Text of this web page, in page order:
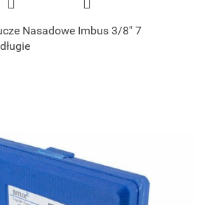
Nasadowe Imbus 3/8" 7